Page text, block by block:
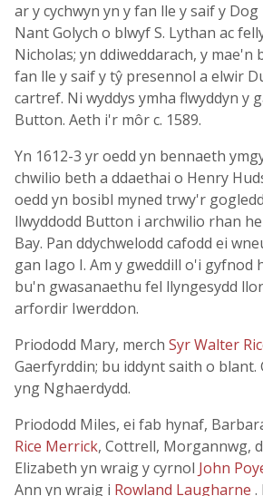
ar y cychwyn yn y fan lle y saif y
Nant Golych o blwyf S. Lythan ac
Nicholas; yn ddiweddarach, y mae'n
fan lle y saif y tŷ presennol a elwir
cartref. Ni wyddys ymha flwyddyn y
Button. Aeth i'r môr c. 1589.
Yn 1612-3 yr oedd yn bennaeth
chwilio beth a ddaethai o Henry
oedd yn bosibl myned trwy'r
llwyddodd Button i archwilio rhan
Bay. Pan ddychwelodd cafodd ei
gan Iago I. Am y gweddill o'i gyfnod
bu'n gwasanaethu fel llyngesydd
arfordir Iwerddon.
Priododd Mary, merch Syr Walter
Gaerfyrddin; bu iddynt saith o
yng Nghaerdydd.
Priododd Miles, ei fab hynaf,
Rice Merrick, Cottrell, Morgannwg,
Elizabeth yn wraig y cyrnol John
Ann yn wraig i Rowland Laugharne .